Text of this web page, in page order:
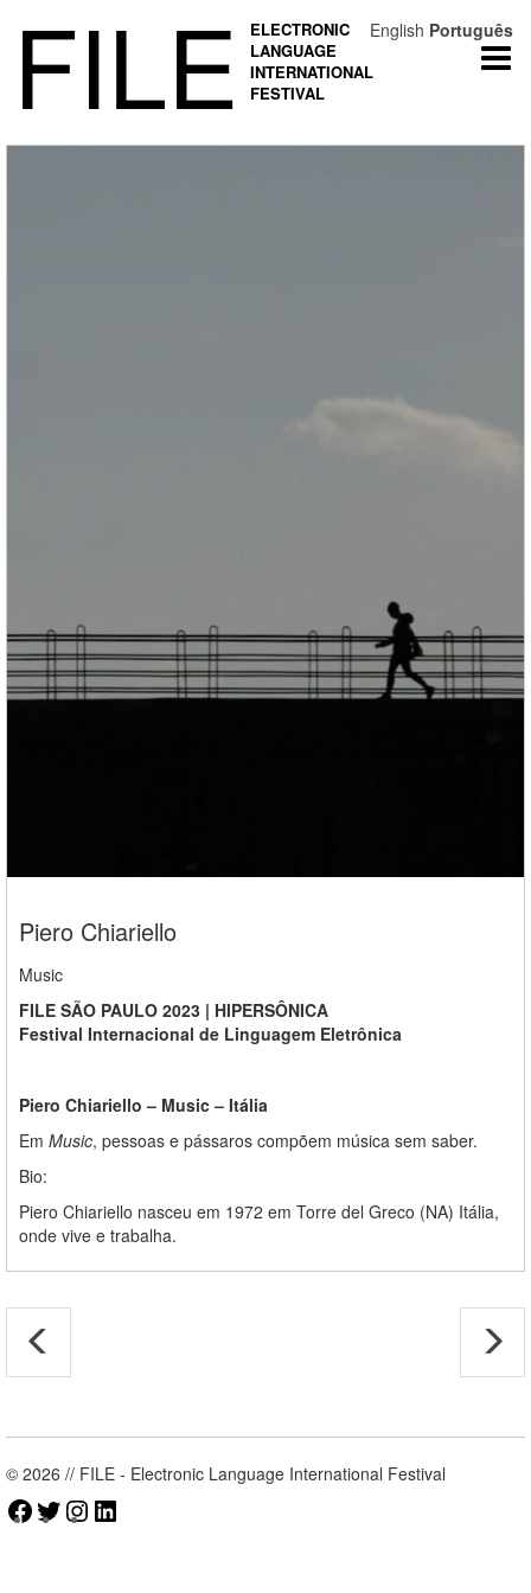
FILE
ELECTRONIC
LANGUAGE
INTERNATIONAL
FESTIVAL
Piero Chiariello
Music
FILE SÃO PAULO 2023 | HIPERSÔNICA
Festival Internacional de Linguagem Eletrônica
Piero Chiariello – Music – Itália
Em Music, pessoas e pássaros compõem música sem saber.
Bio:
Piero Chiariello nasceu em 1972 em Torre del Greco (NA) Itália,
onde vive e trabalha.
© 2026 // FILE - Electronic Language International Festival
Facebook
TwitterInstagram
English Português